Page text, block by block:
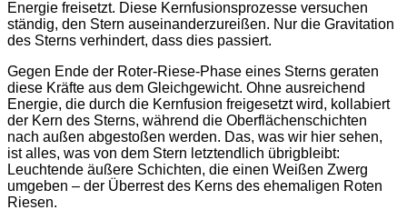
Energie freisetzt. Diese Kernfusionsprozesse versuchen
ständig, den Stern auseinanderzureißen. Nur die Gravitation
des Sterns verhindert, dass dies passiert.
Gegen Ende der Roter-Riese-Phase eines Sterns geraten
diese Kräfte aus dem Gleichgewicht. Ohne ausreichend
Energie, die durch die Kernfusion freigesetzt wird, kollabiert
der Kern des Sterns, während die Oberflächenschichten
nach außen abgestoßen werden. Das, was wir hier sehen,
ist alles, was von dem Stern letztendlich übrigbleibt:
Leuchtende äußere Schichten, die einen Weißen Zwerg
umgeben – der Überrest des Kerns des ehemaligen Roten
Riesen.